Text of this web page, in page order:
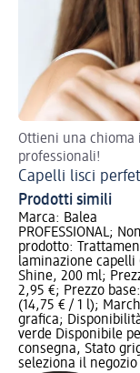
Ottieni una chioma
professionali!
Capelli lisci
Prodotti simili
Marca: Balea
PROFESSIONAL;
prodotto:
laminazione capelli
Shine, 200 ml;
2,95 €; Prezzo
(14,75 € / 1 l);
grafica;
verde Disponibile
consegna, Stato
seleziona il negozio